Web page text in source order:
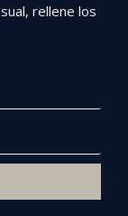
rellene los